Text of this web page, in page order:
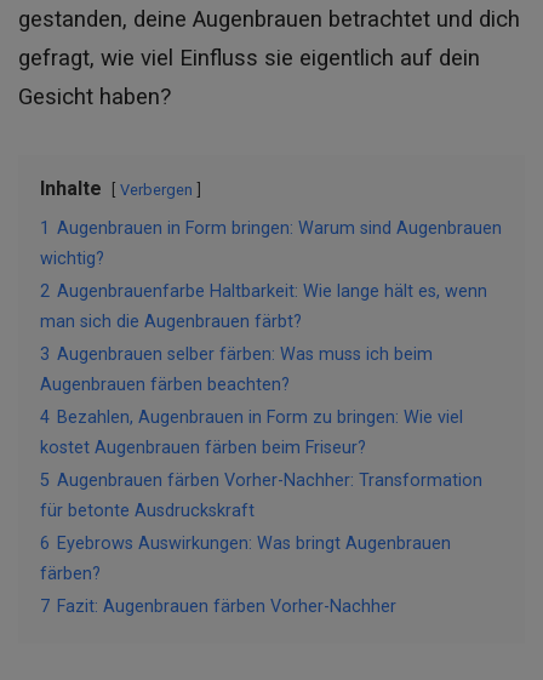
gestanden, deine Augenbrauen betrachtet und dich
gefragt, wie viel Einfluss sie eigentlich auf dein
Gesicht haben?
Inhalte Verbergen
1 Augenbrauen in Form bringen: Warum sind Augenbrauen
wichtig?
2 Augenbrauenfarbe Haltbarkeit: Wie lange hält es, wenn
man sich die Augenbrauen färbt?
3 Augenbrauen selber färben: Was muss ich beim
Augenbrauen färben beachten?
4 Bezahlen, Augenbrauen in Form zu bringen: Wie viel
kostet Augenbrauen färben beim Friseur?
5 Augenbrauen färben Vorher-Nachher: Transformation
für betonte Ausdruckskraft
6 Eyebrows Auswirkungen: Was bringt Augenbrauen
färben?
7 Fazit: Augenbrauen färben Vorher-Nachher